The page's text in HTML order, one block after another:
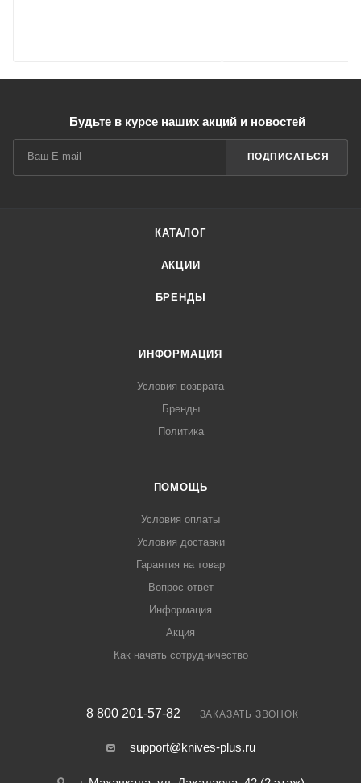
Будьте в курсе наших акций и новостей
ПОДПИСАТЬСЯ
КАТАЛОГ
АКЦИИ
БРЕНДЫ
ИНФОРМАЦИЯ
Условия возврата
Бренды
Политика
ПОМОЩЬ
Условия оплаты
Условия доставки
Гарантия на товар
Вопрос-ответ
Информация
Акция
Как начать сотрудничество
8 800 201-57-82 ЗАКАЗАТЬ ЗВОНОК
support@knives-plus.ru